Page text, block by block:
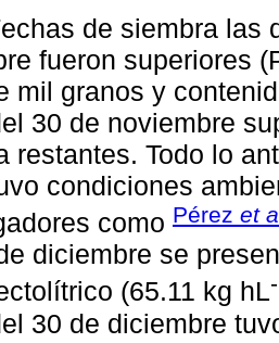
de siembra las
fueron superiores
mil granos y
30 de noviembre
restantes. Todo lo
condiciones
como Pérez et
diciembre se
(65.11 kg hL
30 de diciembre